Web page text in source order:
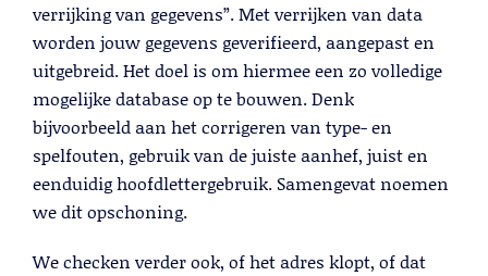
verrijking van gegevens”. Met verrijken van data
worden jouw gegevens geverifieerd, aangepast en
uitgebreid. Het doel is om hiermee een zo volledige
mogelijke database op te bouwen. Denk
bijvoorbeeld aan het corrigeren van type- en
spelfouten, gebruik van de juiste aanhef, juist en
eenduidig hoofdlettergebruik. Samengevat noemen
we dit opschoning.
We checken verder ook, of het adres klopt, of dat
Telemarketing
Lees meer